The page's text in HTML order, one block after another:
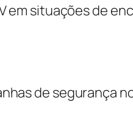
em situações de
de segurança